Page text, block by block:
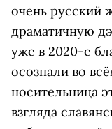
очень русский
драматичную
уже в 2020-е
осознали во
носительница
взгляда